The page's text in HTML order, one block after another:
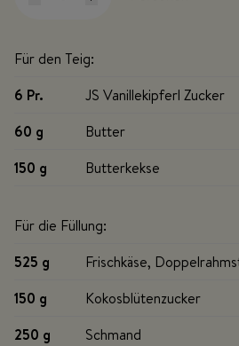
Für den Teig:
6 Pr.
JS Vanillekipferl Zucker
60 g
Butter
150 g
Butterkekse
Für die Füllung:
525 g
Frischkäse,
150 g
Kokosblütenzucker
250 g
Schmand